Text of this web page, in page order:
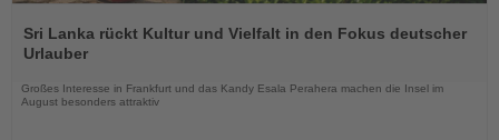
Sie
die
Sri Lanka rückt Kultur und Vielfalt in den Fokus deutscher
Urlauber
Großes Interesse in Frankfurt und das Kandy Esala Perahera machen die Insel im
August besonders attraktiv